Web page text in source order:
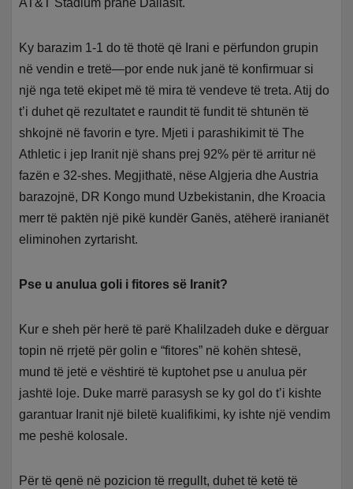
AT&T Stadium pranë Dallasit.
Ky barazim 1-1 do të thotë që Irani e përfundon grupin
në vendin e tretë—por ende nuk janë të konfirmuar si
një nga tetë ekipet më të mira të vendeve të treta. Atij do
t’i duhet që rezultatet e raundit të fundit të shtunën të
shkojnë në favorin e tyre. Mjeti i parashikimit të The
Athletic i jep Iranit një shans prej 92% për të arritur në
fazën e 32-shes. Megjithatë, nëse Algjeria dhe Austria
barazojnë, DR Kongo mund Uzbekistanin, dhe Kroacia
merr të paktën një pikë kundër Ganës, atëherë iranianët
eliminohen zyrtarisht.
Pse u anulua goli i fitores së Iranit?
Kur e sheh për herë të parë Khalilzadeh duke e dërguar
topin në rrjetë për golin e “fitores” në kohën shtesë,
mund të jetë e vështirë të kuptohet pse u anulua për
jashtë loje. Duke marrë parasysh se ky gol do t’i kishte
garantuar Iranit një biletë kualifikimi, ky ishte një vendim
me peshë kolosale.
Për të qenë në pozicion të rregullt, duhet të ketë të